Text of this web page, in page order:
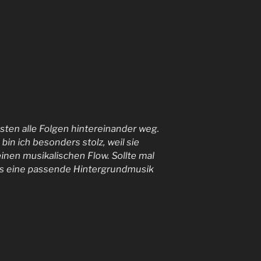
alle Folgen hintereinander weg.
ich besonders stolz, weil sie
musikalischen Flow. Sollte mal
eine passende Hintergrundmusik